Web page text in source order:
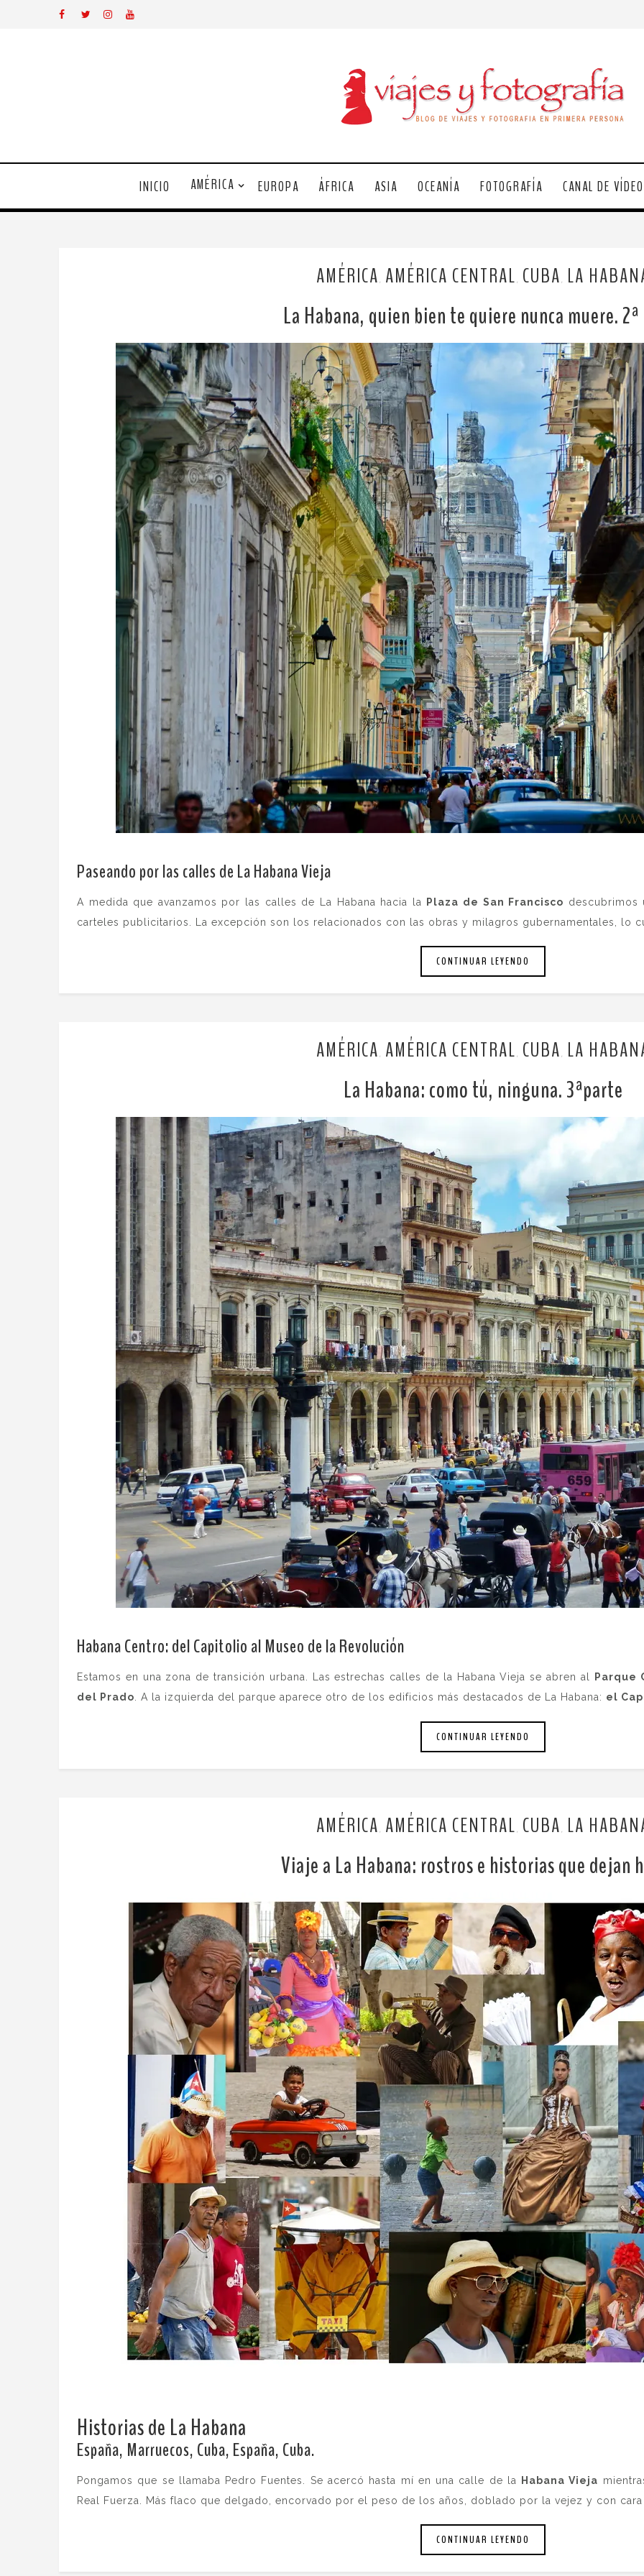
INICIO AMÉRICA EUROPA ÁFRICA ASIA OCEANÍA FOTOGRAFÍA CANAL DE
AMÉRICA AMÉRICA CENTRAL CUBA LA
La Habana, quien bien te quiere nunca muere.
Paseando por las calles de La Habana Vieja
A medida que avanzamos por las calles de La Habana hacia la Plaza de San Francisco descubrimos
carteles publicitarios. La excepción son los relacionados con las obras y milagros gubernamentales, lo
CONTINUAR LEYENDO
AMÉRICA, AMÉRICA CENTRAL, CUBA, LA
La Habana: como tú, ninguna. 3ªparte
Habana Centro: del Capitolio al Museo de la Revolución
Estamos en una zona de transición urbana. Las estrechas calles de la Habana Vieja se abren al
Parque
del Prado. A la izquierda del parque aparece otro de los edificios más destacados de La Habana: el
CONTINUAR LEYENDO
AMÉRICA AMÉRICA CENTRAL CUBA LA
Viaje a La Habana: rostros e historias que dejan
Historias de La Habana
España, Marruecos, Cuba, España, Cuba.
Pongamos que se llamaba Pedro Fuentes. Se acercó hasta mí en una calle de la Habana Vieja
Real Fuerza. Más flaco que delgado, encorvado por el peso de los años, doblado por la vejez y con
CONTINUAR LEYENDO